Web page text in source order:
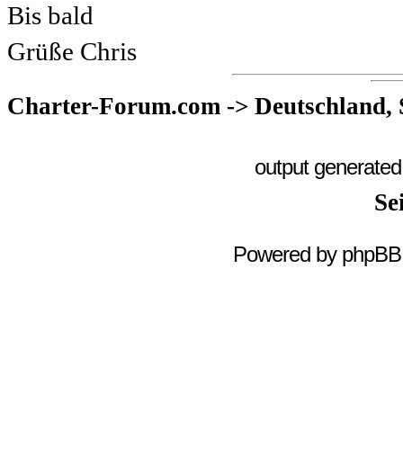
Bis bald
Grüße Chris
Charter-Forum.com -> Deutschland,
output
Powered by phpBB